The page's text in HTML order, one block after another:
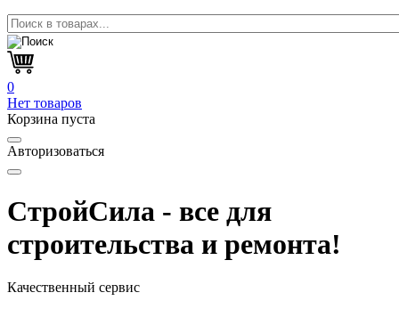
0
Нет товаров
Корзина пуста
Авторизоваться
СтройСила - все для
строительства и ремонта!
Качественный сервис